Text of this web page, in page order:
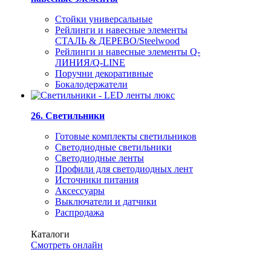
Стойки универсальные
Рейлинги и навесные элементы
СТАЛЬ & ДЕРЕВО/Steelwood
Рейлинги и навесные элементы Q-
ЛИНИЯ/Q-LINE
Поручни декоративные
Бокалодержатели
26. Светильники
Готовые комплекты светильников
Светодиодные светильники
Светодиодные ленты
Профили для светодиодных лент
Источники питания
Аксессуары
Выключатели и датчики
Распродажа
Каталоги
Смотреть онлайн